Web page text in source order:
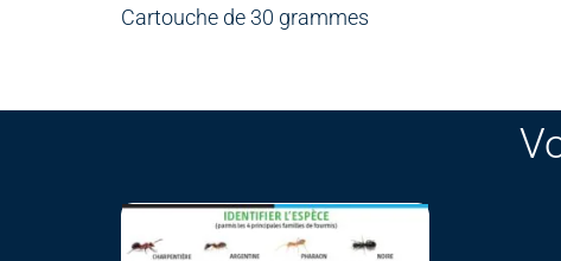
Cartouche de 30 grammes